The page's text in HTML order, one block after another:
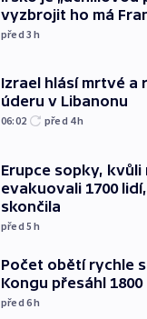
vyzbrojit ho má
před 3h
Izrael hlásí mrtvé a
úderu v Libanonu
06:02 před 4h
Erupce sopky, kvůli
evakuovali 1700
skončila
před 5h
Počet obětí rychle
Kongu přesáhl 1800
před 6h